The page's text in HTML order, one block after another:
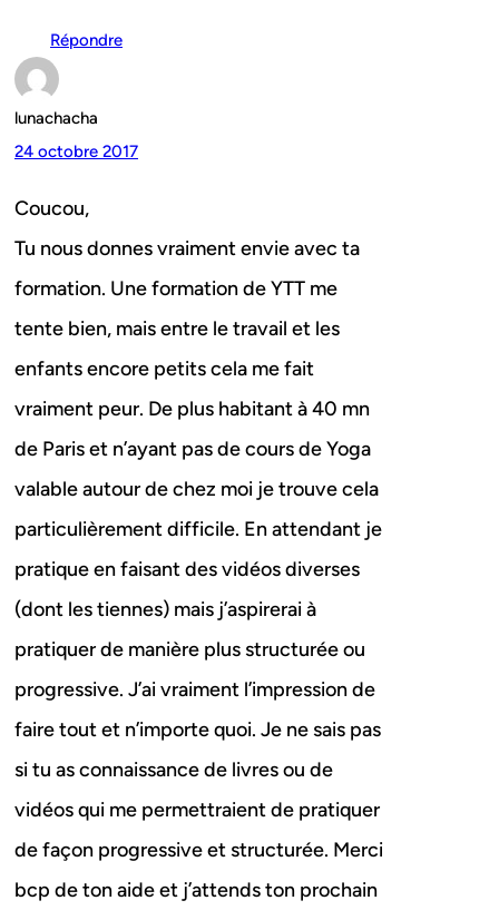
Répondre
lunachacha
24 octobre 2017
Coucou,
Tu nous donnes vraiment envie avec ta
formation. Une formation de YTT me
tente bien, mais entre le travail et les
enfants encore petits cela me fait
vraiment peur. De plus habitant à 40 mn
de Paris et n’ayant pas de cours de Yoga
valable autour de chez moi je trouve cela
particulièrement difficile. En attendant je
pratique en faisant des vidéos diverses
(dont les tiennes) mais j’aspirerai à
pratiquer de manière plus structurée ou
progressive. J’ai vraiment l’impression de
faire tout et n’importe quoi. Je ne sais pas
si tu as connaissance de livres ou de
vidéos qui me permettraient de pratiquer
de façon progressive et structurée. Merci
bcp de ton aide et j’attends ton prochain